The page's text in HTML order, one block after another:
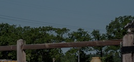
beeld hebt van de
verplichte